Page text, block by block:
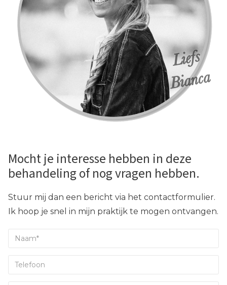
Mocht je interesse hebben in deze
behandeling of nog vragen hebben.
Stuur mij dan een bericht via het contactformulier.
Ik hoop je snel in mijn praktijk te mogen ontvangen.